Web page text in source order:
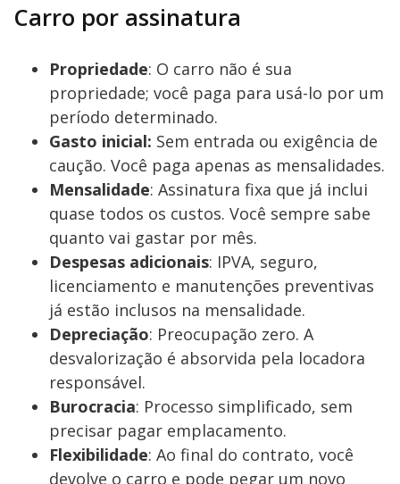
Carro por assinatura
Propriedade: O carro não é sua
propriedade; você paga para usá-lo por um
período determinado.
Gasto inicial: Sem entrada ou exigência de
caução. Você paga apenas as mensalidades.
Mensalidade: Assinatura fixa que já inclui
quase todos os custos. Você sempre sabe
quanto vai gastar por mês.
Despesas adicionais: IPVA, seguro,
licenciamento e manutenções preventivas
já estão inclusos na mensalidade.
Depreciação: Preocupação zero. A
desvalorização é absorvida pela locadora
responsável.
Burocracia: Processo simplificado, sem
precisar pagar emplacamento.
Flexibilidade: Ao final do contrato, você
devolve o carro e pode pegar um novo